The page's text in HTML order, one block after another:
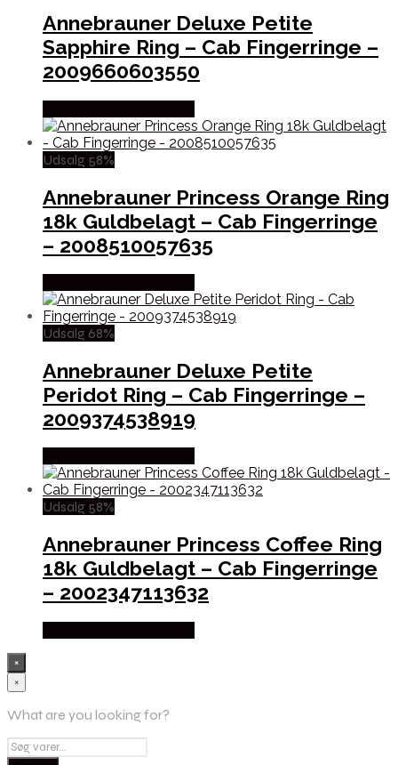
Annebrauner Deluxe Petite
Sapphire Ring – Cab Fingerringe –
2009660603550
Udsalg 58%
Annebrauner Princess Orange Ring
18k Guldbelagt – Cab Fingerringe
– 2008510057635
Udsalg 68%
Annebrauner Deluxe Petite
Peridot Ring – Cab Fingerringe –
2009374538919
Udsalg 58%
Annebrauner Princess Coffee Ring
18k Guldbelagt – Cab Fingerringe
– 2002347113632
×
×
What are you looking for?